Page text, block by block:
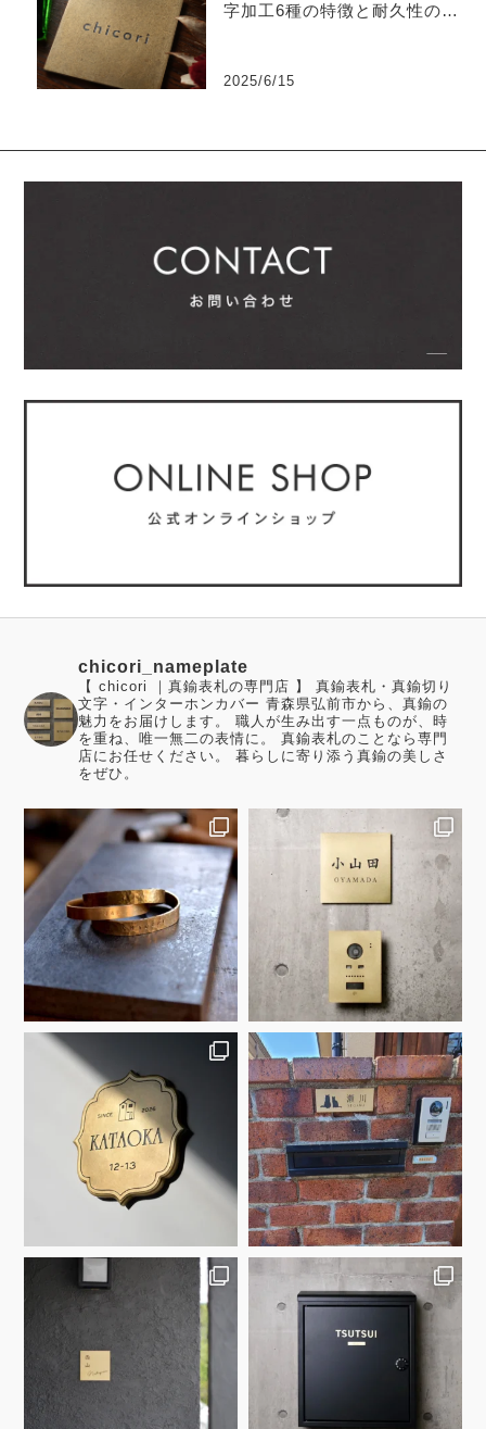
字加工6種の特徴と耐久性の違
2025/6/15
chicori_nameplate
【 chicori ｜真鍮表札の専門店 】 真鍮表札・真鍮切り
文字・インターホンカバー 青森県弘前市から、真鍮の
魅力をお届けします。 職人が生み出す一点ものが、時
を重ね、唯一無二の表情に。 真鍮表札のことなら専門
店にお任せください。 暮らしに寄り添う真鍮の美しさ
をぜひ。